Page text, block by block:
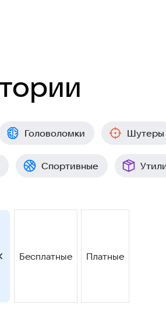
Головоломки Шутеры
Спортивные
Бесплатные Платные